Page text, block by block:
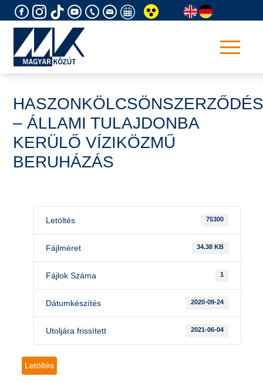
to
– ÁLLAMI TULAJDONBA
KERÜLŐ VÍZIKÖZMŰ
BERUHÁZÁS
Letöltés 75300
Fájlméret 34.38 KB
Fájlok Száma 1
Dátumkészítés 2020-09-24
Utoljára frissített 2021-06-04
Letöltés